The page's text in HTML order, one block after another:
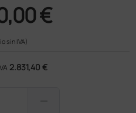
€
sin IVA)
2.831,40 €
remove